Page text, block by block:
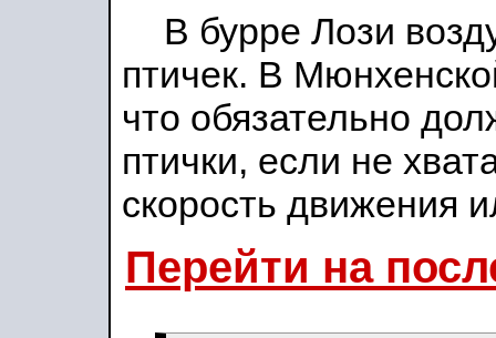
В бурре Лози
птичек. В
что обязательно
птички, если не
скорость движения
Перейти на